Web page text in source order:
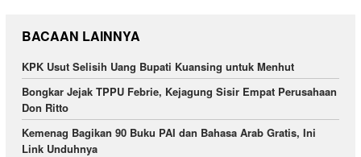
BACAAN LAINNYA
KPK Usut Selisih Uang Bupati Kuansing untuk Menhut
Bongkar Jejak TPPU Febrie, Kejagung Sisir Empat Perusahaan
Don Ritto
Kemenag Bagikan 90 Buku PAI dan Bahasa Arab Gratis, Ini
Link Unduhnya